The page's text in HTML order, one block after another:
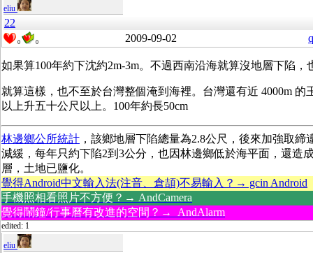
eliu
22
0 0 2009-09-02
如果算100年約下沈約2m-3m。不過西南沿海就算沒地層下陷，
就算這樣，也不至於台灣整個淹到海裡。台灣還有近 4000m 的
以上升五十公尺以上。100年約長50cm
林邊鄉公所統計 ，該鄉地層下陷總量為2.8公尺，後來加強取締
減緩，每年只約下陷2到3公分，也因林邊鄉低於海平面，還造
層，土地已鹽化。
覺得Android中文輸入法(注音、倉頡)不易輸入？→ gcin Android
手機照相看照片不方便？→ AndCamera
覺得鬧鐘/行事曆有改進的空間？→ AndAlarm
edited: 1
eliu